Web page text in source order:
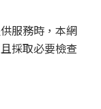
服務時，本網
採取必要檢查